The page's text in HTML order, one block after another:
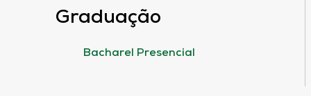
Graduação
Bacharel Presencial